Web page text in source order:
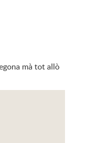
mà tot allò